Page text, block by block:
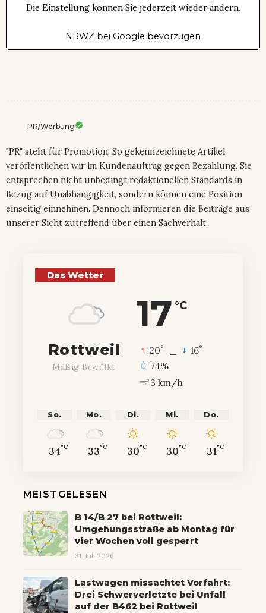
Die Einstellung können Sie jederzeit wieder ändern.
NRWZ bei Google bevorzugen
PR/Werbung
"PR" steht für Promotion. So gekennzeichnete Artikel
veröffentlichen wir im Kundenauftrag gegen Bezahlung. Sie
entsprechen nicht unbedingt redaktionellen Standards in
Bezug auf Unabhängigkeit, sondern können eine Position
einseitig einnehmen. Dennoch informieren die Beiträge aus
unserer Sicht zutreffend über einen Sachverhalt.
Das Wetter
17 °C
Rottweil
Mäßig Bewölkt
20° 16°
74%
3 km/h
So.
34°C
Mo.
33°C
Di.
30°C
Mi.
30°C
Do.
31°C
MEISTGELESEN
B 14/B 27 bei Rottweil:
Umgehungsstraße ab Montag für
vier Wochen voll gesperrt
31. Juli 2026
Lastwagen missachtet Vorfahrt:
Drei Schwerverletzte bei Unfall
auf der B462 bei Rottweil